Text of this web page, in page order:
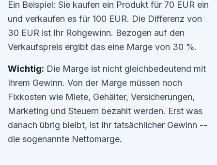
Ein Beispiel: Sie kaufen ein Produkt für 70 EUR ein
und verkaufen es für 100 EUR. Die Differenz von
30 EUR ist Ihr Rohgewinn. Bezogen auf den
Verkaufspreis ergibt das eine Marge von 30 %.
Wichtig: Die Marge ist nicht gleichbedeutend mit
Ihrem Gewinn. Von der Marge müssen noch
Fixkosten wie Miete, Gehälter, Versicherungen,
Marketing und Steuern bezahlt werden. Erst was
danach übrig bleibt, ist Ihr tatsächlicher Gewinn --
die sogenannte Nettomarge.